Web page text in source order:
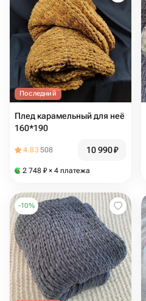
Последний
Плед карамельный для неё
160*190
4.83508 10 990₽
2 748 ₽ × 4 платежа
-10%